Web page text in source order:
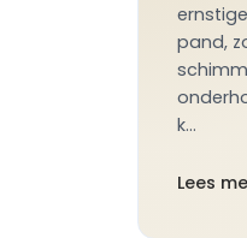
pand,
k…
Lees